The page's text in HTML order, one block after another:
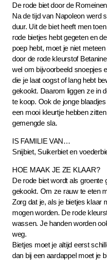
De rode biet door de
Na de tijd van Napoleon werd
duur. Uit de biet heeft men
rode bietjes hebt gegeten en
poep hebt, moet je niet
door de rode kleurstof
wel om bijvoorbeeld snoepjes
die je laat oogst of lang hebt
gekookt. Daarom liggen ze in
te koop. Ook de jonge
een mooi kleurtje hebben
gemengde sla.
IS FAMILIE VAN…
Snijbiet, Suikerbiet en
HOE MAAK JE ZE KLAAR?
De rode biet wordt als groente
gekookt. Om ze rauw te eten
Zorg dat je, als je bietjes klaar
mogen worden. De rode
wassen. Je handen worden
weg.
Bietjes moet je altijd eerst
dan bij een aardappel moet je